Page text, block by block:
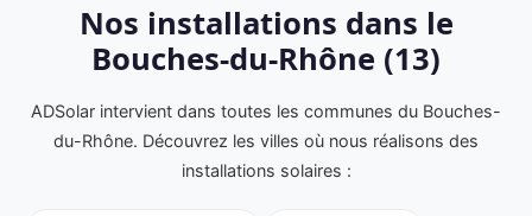
Nos installations dans le
Bouches-du-Rhône (13)
ADSolar intervient dans toutes les communes du Bouches-
du-Rhône. Découvrez les villes où nous réalisons des
installations solaires :